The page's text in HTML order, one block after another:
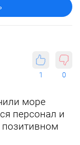
1 0
море
персонал и
позитивном